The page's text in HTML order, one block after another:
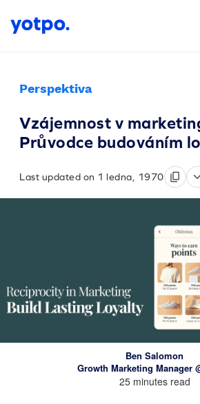
Perspektiva
Vzájemnost v
Průvodce budováním
Last updated on 1 ledna, 1970
Ben Salomon
Growth Marketing Manager
25 minutes read